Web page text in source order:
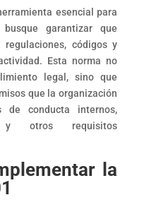
esencial para
garantizar que
códigos y
Esta norma no
legal, sino que
que la organización
de conducta internos,
y otros requisitos
la